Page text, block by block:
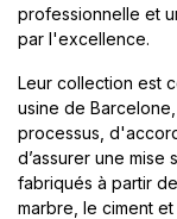
professionnelle et
par l'excellence.
Leur collection est
usine de
processus,
d’assurer une mise
fabriqués à partir
marbre, le ciment